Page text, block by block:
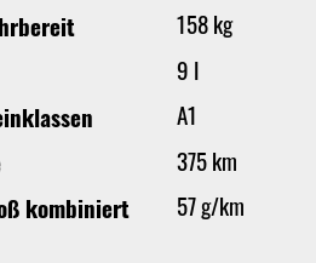
158 kg
9 l
A1
375 km
kombiniert
57 g/km